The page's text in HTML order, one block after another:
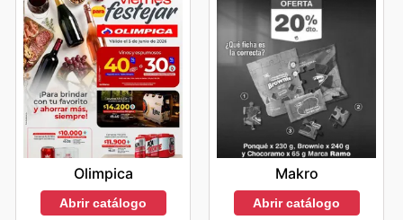
Olimpica
Abrir catálogo
Makro
Abrir catálogo